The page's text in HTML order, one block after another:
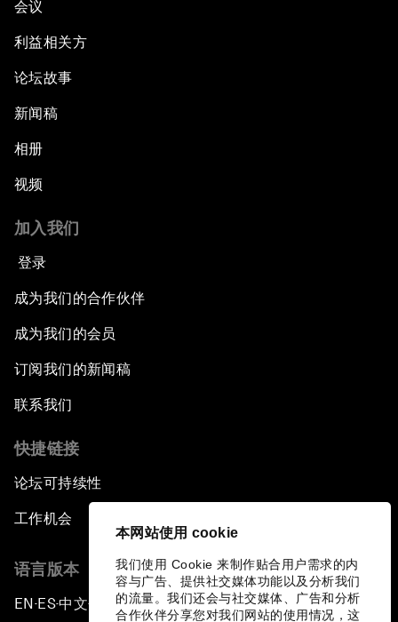
本网站使用 cookie
我们使用 Cookie 来制作贴合用户需求的内
容与广告、提供社交媒体功能以及分析我们
的流量。我们还会与社交媒体、广告和分析
合作伙伴分享您对我们网站的使用情况，这
会议
利益相关方
论坛故事
新闻稿
相册
视频
加入我们
登录
成为我们的合作伙伴
成为我们的会员
订阅我们的新闻稿
联系我们
快捷链接
论坛可持续性
工作机会
语言版本
EN ▪ ES▪中文▪ 日本語